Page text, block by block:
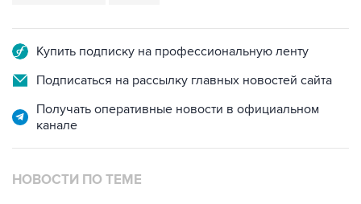
Купить подписку на профессиональную ленту
Подписаться на рассылку главных новостей сайта
Получать оперативные новости в официальном
канале
НОВОСТИ ПО ТЕМЕ